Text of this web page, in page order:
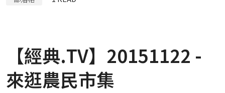
【經典.TV】20151122 -
來逛農民市集